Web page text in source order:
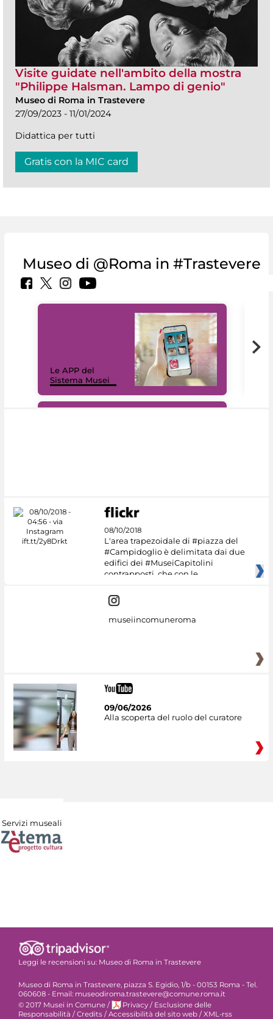
Visite guidate nell'ambito della mostra
"Philippe Halsman. Lampo di genio"
Museo di Roma in Trastevere
27/09/2023 - 11/01/2024
Didattica per tutti
Gratis con la MIC card
Museo di @Roma in #Trastevere
Le APP del
Sistema Musei
08/10/2018
L'area trapezoidale di #piazza del
#Campidoglio è delimitata dai due
edifici dei #MuseiCapitolini
contrapposti, che con le
museiincomuneroma
09/06/2026
Alla scoperta del ruolo del curatore
Servizi museali
Leggi le recensioni su: Museo di Roma in Trastevere
Museo di Roma in Trastevere, piazza S. Egidio, 1/b - 00153 Roma - Tel.
060608 - Email: museodiroma.trastevere@comune.roma.it
© 2017 Musei in Comune / Privacy / Esclusione delle
Responsabilità / Credits / Accessibilità del sito web / XML-rss